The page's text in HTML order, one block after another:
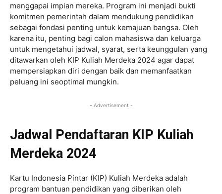
menggapai impian mereka. Program ini menjadi bukti
komitmen pemerintah dalam mendukung pendidikan
sebagai fondasi penting untuk kemajuan bangsa. Oleh
karena itu, penting bagi calon mahasiswa dan keluarga
untuk mengetahui jadwal, syarat, serta keunggulan yang
ditawarkan oleh KIP Kuliah Merdeka 2024 agar dapat
mempersiapkan diri dengan baik dan memanfaatkan
peluang ini seoptimal mungkin.
- Advertisement -
Jadwal Pendaftaran KIP Kuliah
Merdeka 2024
Kartu Indonesia Pintar (KIP) Kuliah Merdeka adalah
program bantuan pendidikan yang diberikan oleh